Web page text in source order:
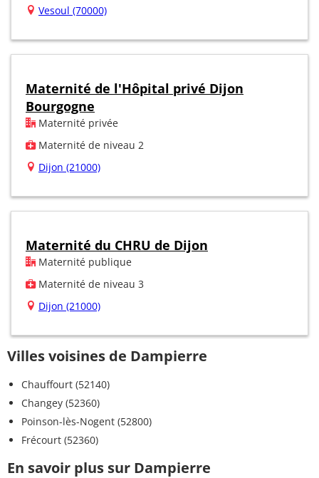
Vesoul (70000)
Maternité de l'Hôpital privé Dijon
Bourgogne
Maternité privée
Maternité de niveau 2
Dijon (21000)
Maternité du CHRU de Dijon
Maternité publique
Maternité de niveau 3
Dijon (21000)
Villes voisines de Dampierre
Chauffourt (52140)
Changey (52360)
Poinson-lès-Nogent (52800)
Frécourt (52360)
En savoir plus sur Dampierre